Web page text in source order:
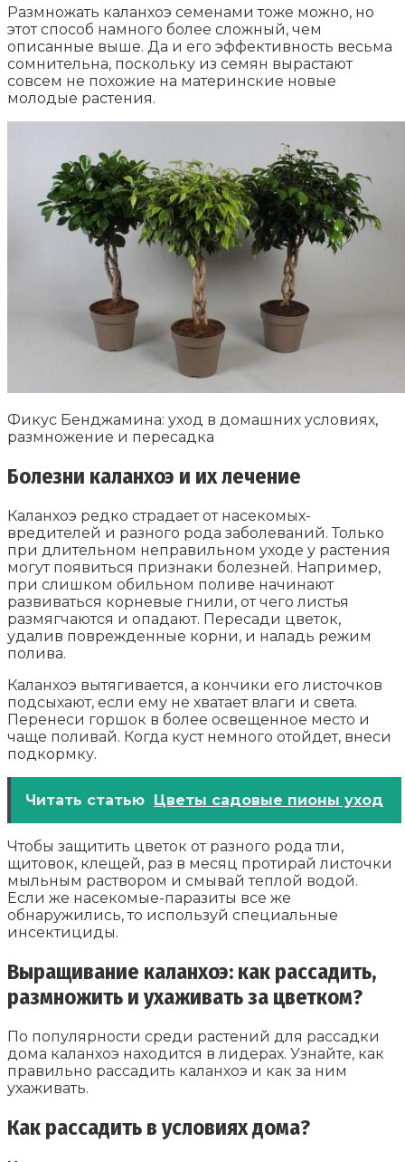
Размножать каланхоэ семенами тоже можно, но
этот способ намного более сложный, чем
описанные выше. Да и его эффективность весьма
сомнительна, поскольку из семян вырастают
совсем не похожие на материнские новые
молодые растения.
Фикус Бенджамина: уход в домашних условиях,
размножение и пересадка
Болезни каланхоэ и их лечение
Каланхоэ редко страдает от насекомых-
вредителей и разного рода заболеваний. Только
при длительном неправильном уходе у растения
могут появиться признаки болезней. Например,
при слишком обильном поливе начинают
развиваться корневые гнили, от чего листья
размягчаются и опадают. Пересади цветок,
удалив поврежденные корни, и наладь режим
полива.
Каланхоэ вытягивается, а кончики его листочков
подсыхают, если ему не хватает влаги и света.
Перенеси горшок в более освещенное место и
чаще поливай. Когда куст немного отойдет, внеси
подкормку.
Читать статью Цветы садовые пионы уход
Чтобы защитить цветок от разного рода тли,
щитовок, клещей, раз в месяц протирай листочки
мыльным раствором и смывай теплой водой.
Если же насекомые-паразиты все же
обнаружились, то используй специальные
инсектициды.
Выращивание каланхоэ: как рассадить,
размножить и ухаживать за цветком?
По популярности среди растений для рассадки
дома каланхоэ находится в лидерах. Узнайте, как
правильно рассадить каланхоэ и как за ним
ухаживать.
Как рассадить в условиях дома?